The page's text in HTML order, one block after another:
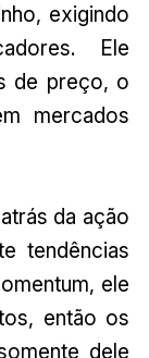
exigindo
Ele
de preço, o
mercados
da ação
tendências
ele
então os
dele